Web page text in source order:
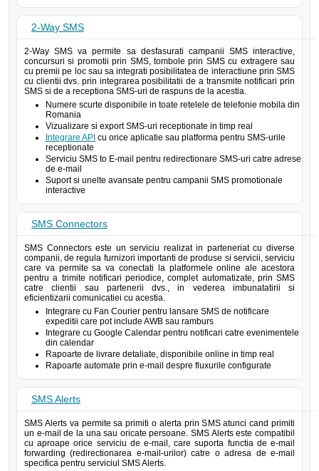
2-Way SMS
2-Way SMS va permite sa desfasurati campanii SMS interactive,
concursuri si promotii prin SMS, tombole prin SMS cu extragere sau
cu premii pe loc sau sa integrati posibilitatea de interactiune prin SMS
cu clientii dvs. prin integrarea posibilitatii de a transmite notificari prin
SMS si de a receptiona SMS-uri de raspuns de la acestia.
Numere scurte disponibile in toate retelele de telefonie mobila din
Romania
Vizualizare si export SMS-uri receptionate in timp real
Integrare API cu orice aplicatie sau platforma pentru SMS-urile
receptionate
Serviciu SMS to E-mail pentru redirectionare SMS-uri catre adrese
de e-mail
Suport si unelte avansate pentru campanii SMS promotionale
interactive
SMS Connectors
SMS Connectors este un serviciu realizat in parteneriat cu diverse
companii, de regula furnizori importanti de produse si servicii, serviciu
care va permite sa va conectati la platformele online ale acestora
pentru a trimite notificari periodice, complet automatizate, prin SMS
catre clientii sau partenerii dvs., in vederea imbunatatirii si
eficientizarii comunicatiei cu acestia.
Integrare cu Fan Courier pentru lansare SMS de notificare
expeditii care pot include AWB sau ramburs
Integrare cu Google Calendar pentru notificari catre evenimentele
din calendar
Rapoarte de livrare detaliate, disponibile online in timp real
Rapoarte automate prin e-mail despre fluxurile configurate
SMS Alerts
SMS Alerts va permite sa primiti o alerta prin SMS atunci cand primiti
un e-mail de la una sau oricate persoane. SMS Alerts este compatibil
cu aproape orice serviciu de e-mail, care suporta functia de e-mail
forwarding (redirectionarea e-mail-urilor) catre o adresa de e-mail
specifica pentru serviciul SMS Alerts.